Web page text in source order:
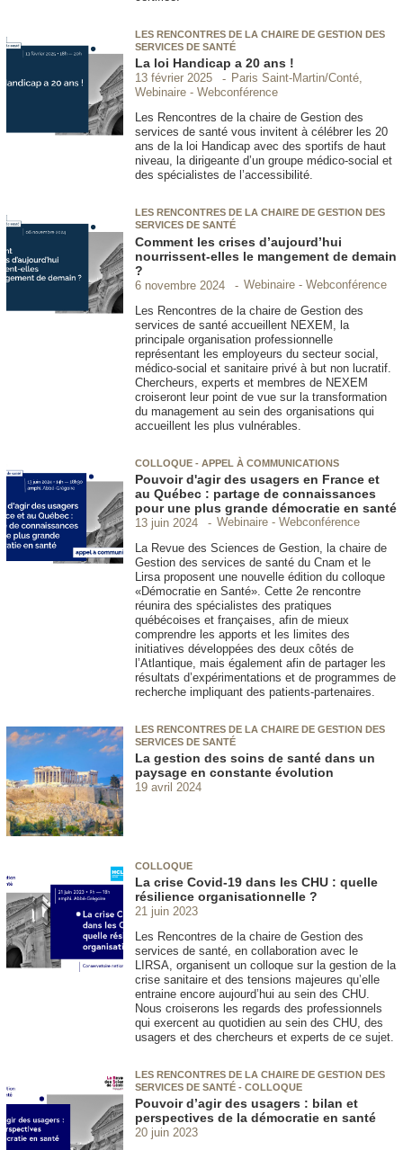
LES RENCONTRES DE LA CHAIRE DE GESTION DES
SERVICES DE SANTÉ
La loi Handicap a 20 ans !
13 février 2025
Paris Saint-Martin/Conté,
Webinaire - Webconférence
Les Rencontres de la chaire de Gestion des
services de santé vous invitent à célébrer les 20
ans de la loi Handicap avec des sportifs de haut
niveau, la dirigeante d’un groupe médico-social et
des spécialistes de l’accessibilité.
LES RENCONTRES DE LA CHAIRE DE GESTION DES
SERVICES DE SANTÉ
Comment les crises d’aujourd’hui
nourrissent-elles le mangement de demain
?
6 novembre 2024
Webinaire - Webconférence
Les Rencontres de la chaire de Gestion des
services de santé accueillent NEXEM, la
principale organisation professionnelle
représentant les employeurs du secteur social,
médico-social et sanitaire privé à but non lucratif.
Chercheurs, experts et membres de NEXEM
croiseront leur point de vue sur la transformation
du management au sein des organisations qui
accueillent les plus vulnérables.
COLLOQUE - APPEL À COMMUNICATIONS
Pouvoir d'agir des usagers en France et
au Québec : partage de connaissances
pour une plus grande démocratie en santé
13 juin 2024
Webinaire - Webconférence
La Revue des Sciences de Gestion, la chaire de
Gestion des services de santé du Cnam et le
Lirsa proposent une nouvelle édition du colloque
«Démocratie en Santé». Cette 2e rencontre
réunira des spécialistes des pratiques
québécoises et françaises, afin de mieux
comprendre les apports et les limites des
initiatives développées des deux côtés de
l’Atlantique, mais également afin de partager les
résultats d’expérimentations et de programmes de
recherche impliquant des patients-partenaires.
LES RENCONTRES DE LA CHAIRE DE GESTION DES
SERVICES DE SANTÉ
La gestion des soins de santé dans un
paysage en constante évolution
19 avril 2024
COLLOQUE
La crise Covid-19 dans les CHU : quelle
résilience organisationnelle ?
21 juin 2023
Les Rencontres de la chaire de Gestion des
services de santé, en collaboration avec le
LIRSA, organisent un colloque sur la gestion de la
crise sanitaire et des tensions majeures qu’elle
entraine encore aujourd’hui au sein des CHU.
Nous croiserons les regards des professionnels
qui exercent au quotidien au sein des CHU, des
usagers et des chercheurs et experts de ce sujet.
LES RENCONTRES DE LA CHAIRE DE GESTION DES
SERVICES DE SANTÉ - COLLOQUE
Pouvoir d’agir des usagers : bilan et
perspectives de la démocratie en santé
20 juin 2023